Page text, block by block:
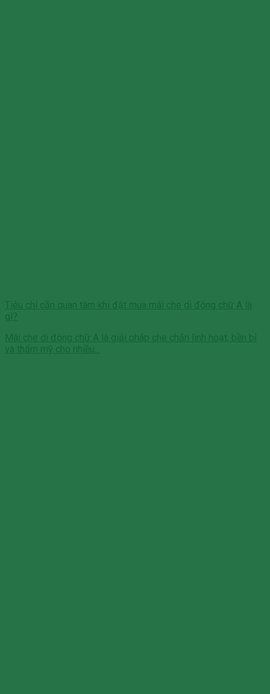
Tiêu chí cần quan tâm khi đặt mua mái che di động chữ A là
gì?
Mái che di động chữ A là giải pháp che chắn linh hoạt, bền bỉ
và thẩm mỹ cho nhiều...